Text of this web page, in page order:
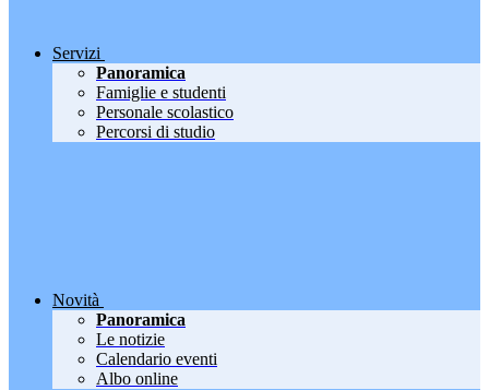
Servizi
Panoramica
Famiglie e studenti
Personale scolastico
Percorsi di studio
Novità
Panoramica
Le notizie
Calendario eventi
Albo online